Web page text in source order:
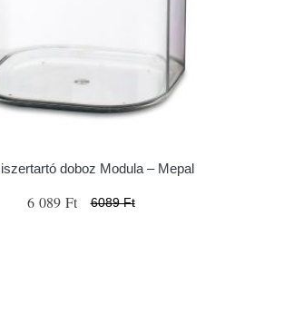
doboz Modula – Mepal
6 089 Ft 6089 Ft